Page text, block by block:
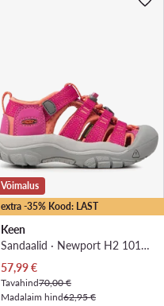
extra -35% Kood: LAST
Võimalus
Keen
Sandaalid · Newport H2 1014251 · Roosa
Praegune hind
57,99€
Tavahind70,00 €
Madalaim hind62,95 €